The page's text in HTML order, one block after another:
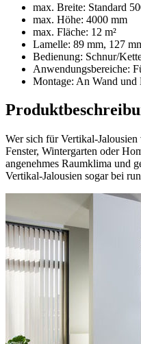
max. Breite: Standard
max. Höhe: 4000 mm
max. Fläche: 12 m²
Lamelle: 89 mm, 127
Bedienung: Schnur/
Anwendungsbereiche:
Montage: An Wand und
Wer sich für Vertikal-
Fenster, Wintergarten oder
angenehmes Raumklima und
Vertikal-Jalousien sogar bei